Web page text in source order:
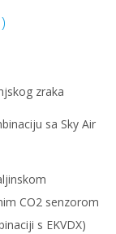
zraka
sa Sky Air
CO2 senzorom
s EKVDX)